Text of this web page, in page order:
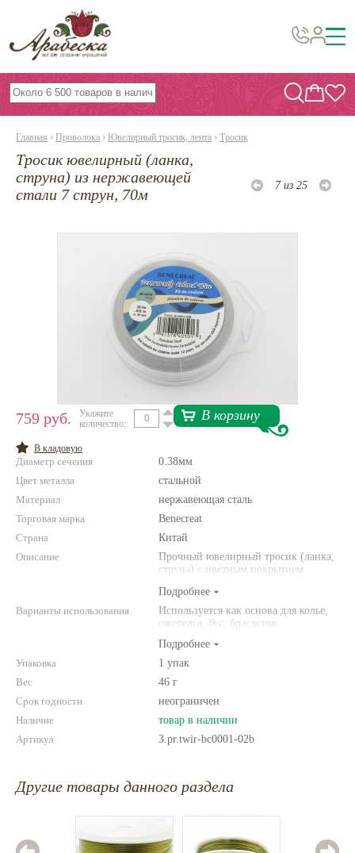
Бусины, подвески, декор
Бисер
Фурнитура
Проволока
Инструменты и материалы
Эпоксидная смола
Шнуры, ленты, нитки
По темам и сезонам
Бисер TOHO
Нетемнеющая фурнитура
Всё для вышивки
Натуральные камни
Новинки!
Фотофорум
Главная › Проволока › Ювелирный тросик, лента › Тросик
Тросик ювелирный (ланка,
струна) из нержавеющей
стали 7 струн, 70м
7 из 25
759 руб.
Укажите
количество:
В корзину
В кладовую
Диаметр сечения
0.38мм
Цвет металла
стальной
Материал
нержавеющая сталь
Торговая марка
Benecreat
Страна
Китай
Описание
Прочный ювелирный тросик (ланка,
струна) с цветным покрытием
из стали
Подробнее
Варианты использования
Используется как основа для колье,
ожерелья, бус, браслетов
Подробнее
Упаковка
1 упак
Вес
46 г
Срок годности
неограничен
Наличие
товар в наличии
Артикул
3.pr.twir-bc0001-02b
Другие товары данного раздела